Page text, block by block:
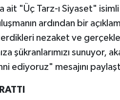
ait "Üç Tarz-ı Siyaset"
ardından bir
nezaket ve
şükranlarımızı sunuyor,
ediyoruz" mesajını